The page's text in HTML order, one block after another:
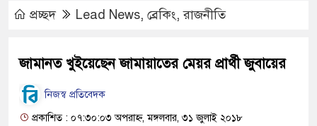
প্রচ্ছদ Lead News, ব্রেকিং,রাজনীতি
জামানত খুইয়েছেন জামায়াতের মেয়র প্রার্থী জুবায়ের
নিজস্ব প্রতিবেদক
প্রকাশিত : ০৭:৩০:০৩ অপরাহ্ন, মঙ্গলবার, ৩১ জুলাই ২০১৮